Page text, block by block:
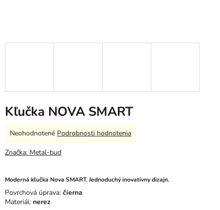
Kľučka NOVA SMART
Moderná kľučka Nova SMART. Jednoduchý inovatívny dizajn.
Povrchová úprava: čierna
Materiál: nerez
Priemerné
produktu
z
hviezdičiek.
Neohodnotené Podrobnosti hodnotenia
Značka: Metal-bud